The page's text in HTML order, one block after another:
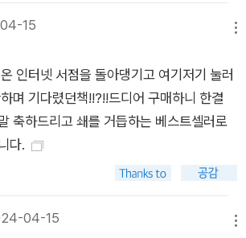
15
인터넷 서점을 돌아댕기고 여기저기 눌러
며 기다렸던책!!?!!드디어 구매하니 한결
축하드리고 쇄를 거듭하는 베스트셀러로
다.
04-15